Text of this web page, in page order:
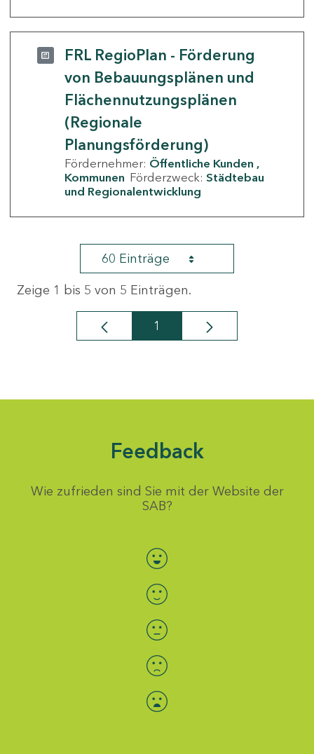
FRL RegioPlan - Förderung
von Bebauungsplänen und
Flächennutzungsplänen
(Regionale
Planungsförderung)
Fördernehmer: Öffentliche Kunden
Kommunen Förderzweck: Städtebau
und Regionalentwicklung
60 Einträge
Zeige 1 bis 5 von 5 Einträgen.
Seite
1
Feedback
Wie zufrieden sind Sie mit der Website der
SAB?
Bewertung auswählen